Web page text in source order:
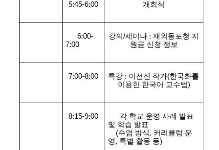
5:45-6:00 개회식
6:00-
7:00
강의/세미나 : 재외동포청 지
원금 신청 정보
7:00-8:00
특강 : 이선진 작가(한국화를
이용한 한국어 교수법)
8:15-9:00
각 학교 운영 사례 발표
및 학습 발표
(수업 방식, 커리큘럼 운
영, 특별 활동 등)